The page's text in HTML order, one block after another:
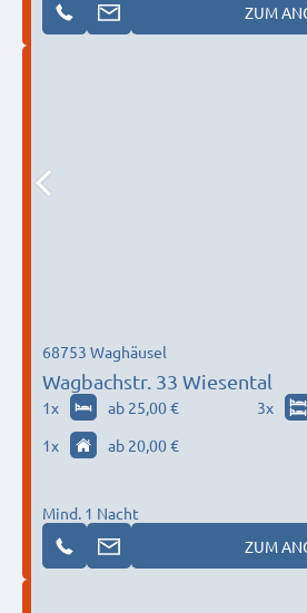
ZUM
Wagbachstr. 33 Wiesental
68753 Waghäusel
1x ab 25,00 € 3x
1x ab 20,00 €
Mind. 1 Nacht
ZUM